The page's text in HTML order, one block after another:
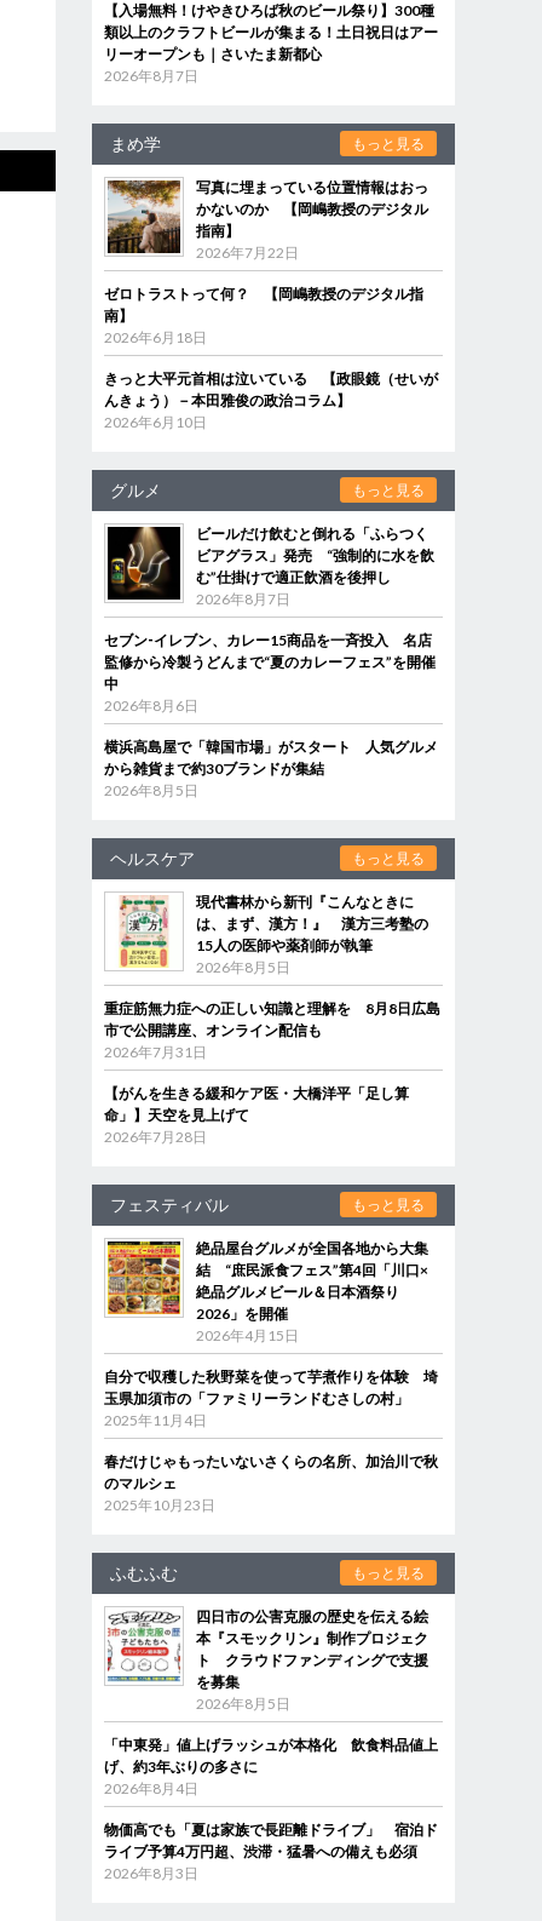
【入場無料！けやきひろば秋のビール祭り】300種
類以上のクラフトビールが集まる！土日祝日はアー
リーオープンも｜さいたま新都心
2026年8月7日
まめ学 もっと見る
写真に埋まっている位置情報はおっ
かないのか 【岡嶋教授のデジタル
指南】
2026年7月22日
ゼロトラストって何？ 【岡嶋教授のデジタル指
南】
2026年6月18日
きっと大平元首相は泣いている 【政眼鏡（せいが
んきょう）－本田雅俊の政治コラム】
2026年6月10日
グルメ もっと見る
ビールだけ飲むと倒れる「ふらつく
ビアグラス」発売 “強制的に水を飲
む”仕掛けで適正飲酒を後押し
2026年8月7日
セブン‐イレブン、カレー15商品を一斉投入 名店
監修から冷製うどんまで“夏のカレーフェス”を開催
中
2026年8月6日
横浜高島屋で「韓国市場」がスタート 人気グルメ
から雑貨まで約30ブランドが集結
2026年8月5日
ヘルスケア もっと見る
現代書林から新刊『こんなときに
は、まず、漢方！』 漢方三考塾の
15人の医師や薬剤師が執筆
2026年8月5日
重症筋無力症への正しい知識と理解を 8月8日広島
市で公開講座、オンライン配信も
2026年7月31日
【がんを生きる緩和ケア医・大橋洋平「足し算
命」】天空を見上げて
2026年7月28日
フェスティバル もっと見る
絶品屋台グルメが全国各地から大集
結 “庶民派食フェス”第4回「川口×
絶品グルメビール＆日本酒祭り
2026」を開催
2026年4月15日
自分で収穫した秋野菜を使って芋煮作りを体験 埼
玉県加須市の「ファミリーランドむさしの村」
2025年11月4日
春だけじゃもったいないさくらの名所、加治川で秋
のマルシェ
2025年10月23日
ふむふむ もっと見る
四日市の公害克服の歴史を伝える絵
本『スモックリン』制作プロジェク
ト クラウドファンディングで支援
を募集
2026年8月5日
「中東発」値上げラッシュが本格化 飲食料品値上
げ、約3年ぶりの多さに
2026年8月4日
物価高でも「夏は家族で長距離ドライブ」 宿泊ド
ライブ予算4万円超、渋滞・猛暑への備えも必須
2026年8月3日